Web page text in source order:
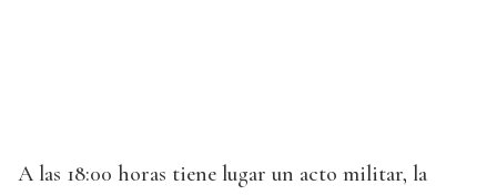
A las 18:00 horas tiene lugar un acto militar, la